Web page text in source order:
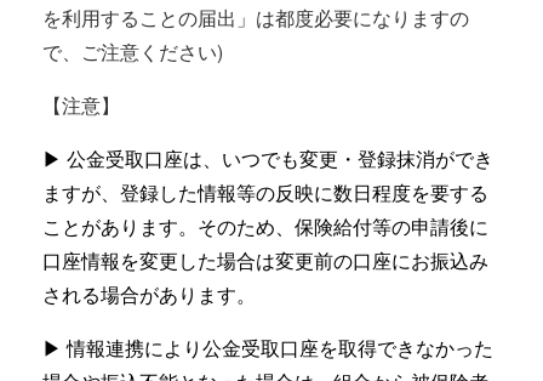
を利用することの届出」は都度必要になりますの
で、ご注意ください)
【注意】
▶ 公金受取口座は、いつでも変更・登録抹消ができ
ますが、登録した情報等の反映に数日程度を要する
ことがあります。そのため、保険給付等の申請後に
口座情報を変更した場合は変更前の口座にお振込み
される場合があります。
▶ 情報連携により公金受取口座を取得できなかった